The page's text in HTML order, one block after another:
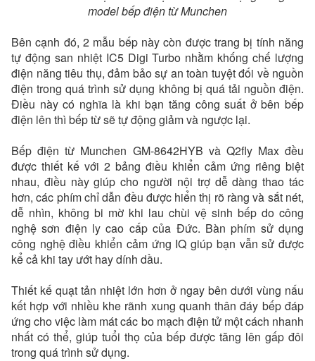
model bếp điện từ Munchen
Bên cạnh đó, 2 mẫu bếp này còn được trang bị tính năng
tự động san nhiệt IC5 Digi Turbo nhằm khống chế lượng
điện năng tiêu thụ, đảm bảo sự an toàn tuyệt đối về nguồn
điện trong quá trình sử dụng không bị quá tải nguồn điện.
Điều này có nghĩa là khi bạn tăng công suất ở bên bếp
điện lên thì bếp từ sẽ tự động giảm và ngược lại.
Bếp điện từ Munchen GM-8642HYB và Q2fly Max đều
được thiết kế với 2 bảng điều khiển cảm ứng riêng biệt
nhau, điều này giúp cho người nội trợ dễ dàng thao tác
hơn, các phím chỉ dẫn đều được hiển thị rõ ràng và sắt nét,
dễ nhìn, không bi mờ khi lau chùi vệ sinh bếp do công
nghệ sơn điện ly cao cấp của Đức. Bàn phím sử dụng
công nghệ điều khiển cảm ứng IQ giúp bạn vẫn sử được
kể cả khi tay ướt hay dính dầu.
Thiết kế quạt tản nhiệt lớn hơn ở ngay bên dưới vùng nấu
kết hợp với nhiều khe rãnh xung quanh thân đáy bếp đáp
ứng cho việc làm mát các bo mạch điện tử một cách nhanh
nhất có thể, giúp tuổi thọ của bếp được tăng lên gấp đôi
trong quá trình sử dụng.